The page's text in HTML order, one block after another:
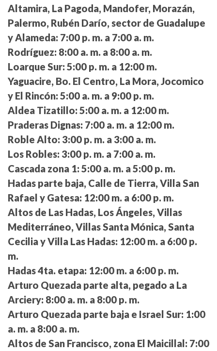
Altamira, La Pagoda, Mandofer, Morazán,
Palermo, Rubén Darío, sector de Guadalupe
y Alameda: 7:00 p. m. a 7:00 a. m.
Rodríguez: 8:00 a. m. a 8:00 a. m.
Loarque Sur: 5:00 p. m. a 12:00 m.
Yaguacire, Bo. El Centro, La Mora, Jocomico
y El Rincón: 5:00 a. m. a 9:00 p. m.
Aldea Tizatillo: 5:00 a. m. a 12:00 m.
Praderas Dignas: 7:00 a. m. a 12:00 m.
Roble Alto: 3:00 p. m. a 3:00 a. m.
Los Robles: 3:00 p. m. a 7:00 a. m.
Cascada zona 1: 5:00 a. m. a 5:00 p. m.
Hadas parte baja, Calle de Tierra, Villa San
Rafael y Gatesa: 12:00 m. a 6:00 p. m.
Altos de Las Hadas, Los Ángeles, Villas
Mediterráneo, Villas Santa Mónica, Santa
Cecilia y Villa Las Hadas: 12:00 m. a 6:00 p.
m.
Hadas 4ta. etapa: 12:00 m. a 6:00 p. m.
Arturo Quezada parte alta, pegado a La
Arciery: 8:00 a. m. a 8:00 p. m.
Arturo Quezada parte baja e Israel Sur: 1:00
a. m. a 8:00 a. m.
Altos de San Francisco, zona El Maicillal: 7:00